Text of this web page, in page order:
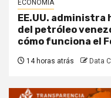
ECONOMÍA
EE.UU. administra
del petróleo
cómo funciona el
14 horas atrás Data